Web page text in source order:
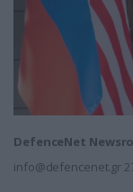
DefenceNet
info@defencenet.gr